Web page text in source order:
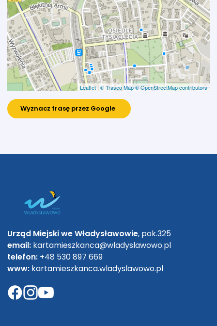
Leaflet | © Traseo Map© OpenStreetMap contributors
Wyznacz trasę przez Google
Urząd Miejski we Władysławowie, pok.325
email: kartamieszkanca@wladyslawowo.pl
telefon: +48 530 897 669
www: kartamieszkanca.wladyslawowo.pl